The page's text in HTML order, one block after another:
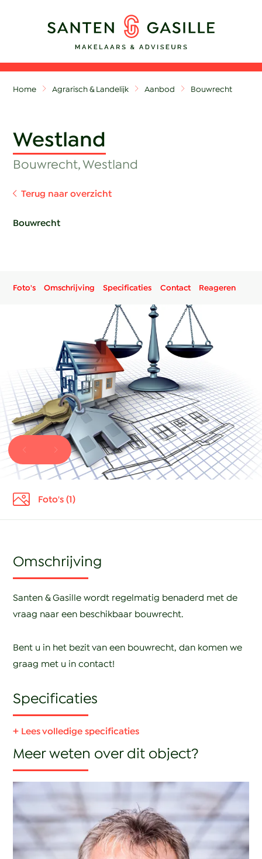
Home Agrarisch & Landelijk Aanbod Bouwrecht
Westland
Bouwrecht, Westland
Terug naar overzicht
Bouwrecht
Foto's Omschrijving Specificaties Contact Reageren
Foto's (1)
Santen & Gasille wordt regelmatig benaderd met de
vraag naar een beschikbaar bouwrecht.
Bent u in het bezit van een bouwrecht, dan komen we
graag met u in contact!